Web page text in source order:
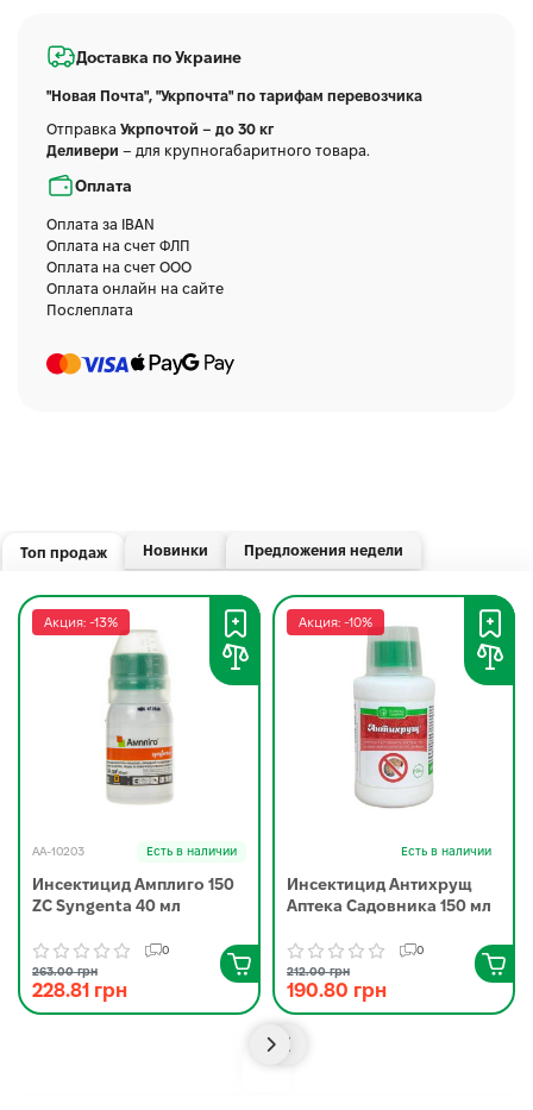
Доставка по Украине
"Новая Почта", "Укрпочта" по тарифам перевозчика
Отправка Укрпочтой – до 30 кг
Деливери – для крупногабаритного товара.
Оплата
Оплата за IBAN
Оплата на счет ФЛП
Оплата на счет ООО
Оплата онлайн на сайте
Послеплата
Топ продаж Новинки Предложения недели
Акция: -13%
AA-10203 Есть в наличии
Инсектицид Амплиго 150
ZC Syngenta 40 мл
0
263.00 грн
228.81 грн
Акция: -10%
Есть в наличии
Инсектицид Антихрущ
Аптека Садовника 150 мл
0
212.00 грн
190.80 грн